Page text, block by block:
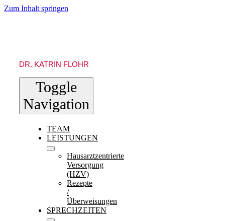
Zum Inhalt springen
DR. KATRIN FLOHR
Toggle
Navigation
TEAM
LEISTUNGEN
Hausarztzentrierte
Versorgung
(HZV)
Rezepte
/
Überweisungen
SPRECHZEITEN